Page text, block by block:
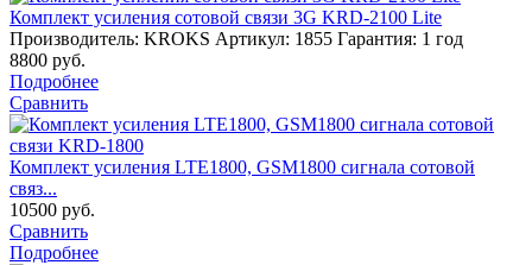
Комплект усиления сотовой связи 3G KRD-2100 Lite
Производитель: KROKS Артикул: 1855 Гарантия: 1 год
8800 руб.
Подробнее
Сравнить
Комплект усиления LTE1800, GSM1800 сигнала сотовой
связ...
10500 руб.
Сравнить
Подробнее